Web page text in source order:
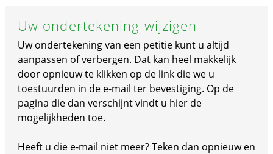
Uw ondertekening wijzigen
Uw ondertekening van een petitie kunt u altijd
aanpassen of verbergen. Dat kan heel makkelijk
door opnieuw te klikken op de link die we u
toestuurden in de e-mail ter bevestiging. Op de
pagina die dan verschijnt vindt u hier de
mogelijkheden toe.
Heeft u die e-mail niet meer? Teken dan opnieuw en